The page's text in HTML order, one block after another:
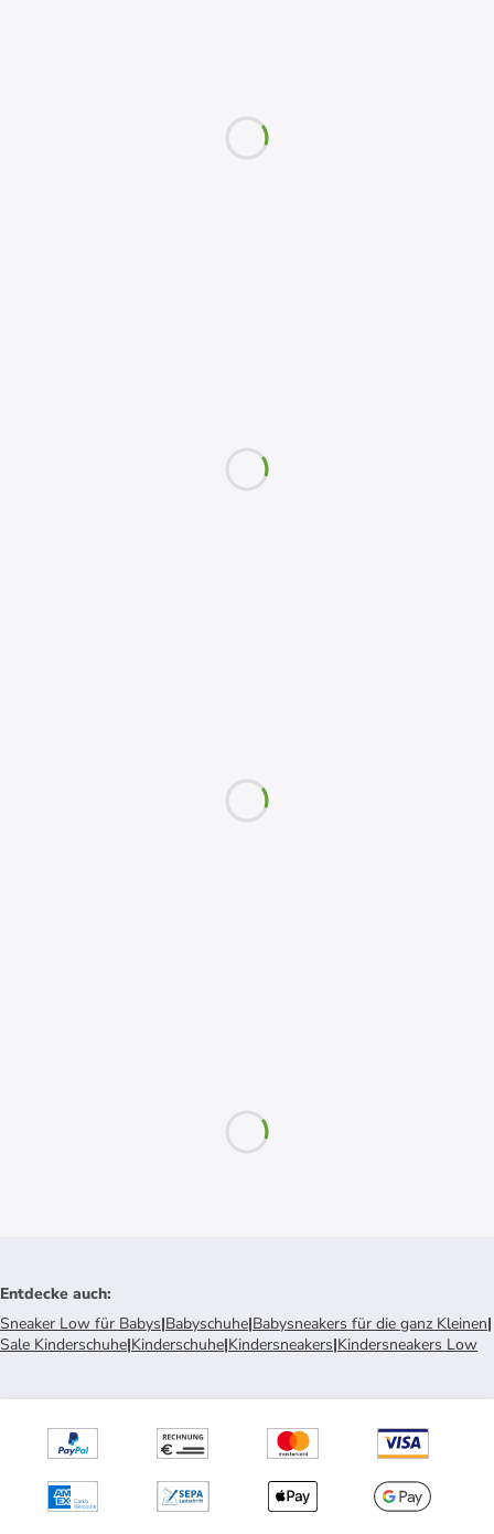
Entdecke auch:
Sneaker Low für Babys|Babyschuhe|Babysneakers für die ganz Kleinen|
Sale Kinderschuhe|Kinderschuhe|Kindersneakers|Kindersneakers Low